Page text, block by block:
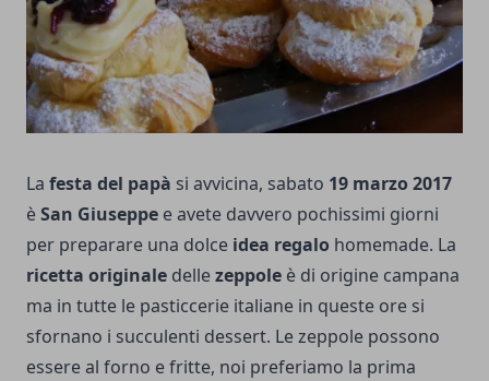
La festa del papà si avvicina, sabato 19 marzo 2017
èSan Giuseppe e avete davvero pochissimi giorni
per preparare una dolce idea regalo homemade. La
ricetta originale dellezeppole è di origine campana
ma in tutte le pasticcerie italiane in queste ore si
sfornano i succulenti dessert. Le zeppole possono
essere al forno e fritte, noi preferiamo la prima